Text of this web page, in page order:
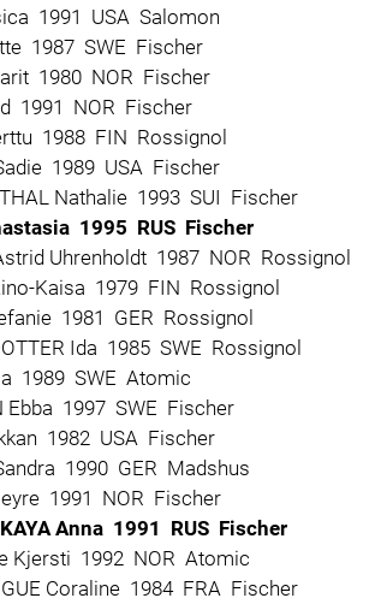
1991 USA Salomon
1987 SWE Fischer
1980 NOR Fischer
1991 NOR Fischer
1988 FIN Rossignol
1989 USA Fischer
Nathalie 1993 SUI Fischer
1995 RUS Fischer
Uhrenholdt 1987 NOR Rossignol
Kaisa 1979 FIN Rossignol
1981 GER Rossignol
Ida 1985 SWE Rossignol
1989 SWE Atomic
Ebba 1997 SWE Fischer
1982 USA Fischer
1990 GER Madshus
1991 NOR Fischer
Anna 1991 RUS Fischer
Kjersti 1992 NOR Atomic
Coraline 1984 FRA Fischer